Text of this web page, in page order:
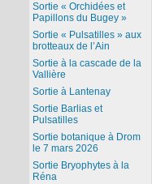
Sortie « Orchidées et
Papillons du Bugey »
Sortie « Pulsatilles » aux
brotteaux de l’Ain
Sortie à la cascade de la
Vallière
Sortie à Lantenay
Sortie Barlias et
Pulsatilles
Sortie botanique à Drom
le 7 mars 2026
Sortie Bryophytes à la
Réna